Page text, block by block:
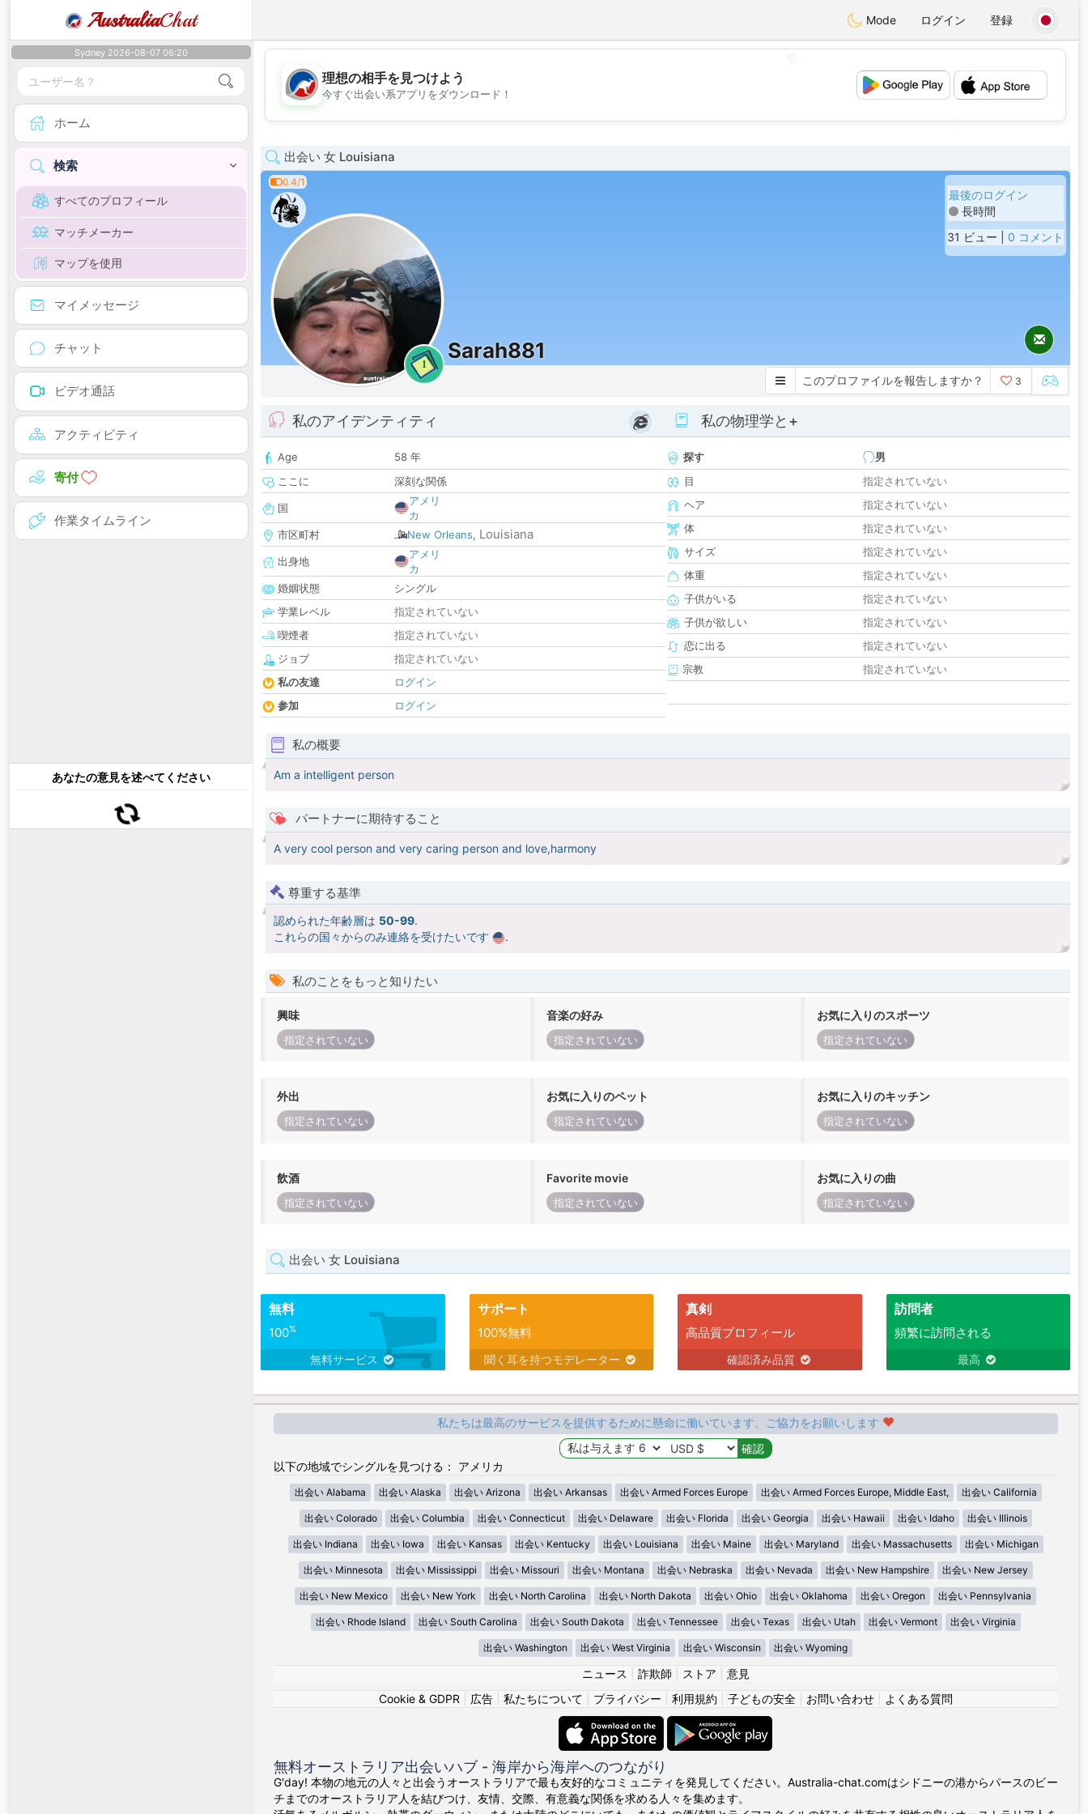
AustraliaChat Mode ログイン 登録
Sydney 2026-08-07 06:20
ホーム
検索
すべてのプロフィール
マッチメーカー
マップを使用
マイメッセージ
チャット
ビデオ通話
アクティビティ
寄付
作業タイムライン
あなたの意見を述べてください
💖
💕
理想の相手を見つけよう
今すぐ出会い系アプリをダウンロード！
出会い 女 Louisiana
0.4/1
1
Sarah881
最後のログイン
長時間
31 ビュー | 0 コメント
このプロファイルを報告しますか？ 3
私のアイデンティティ
Age
58 年
ここに
深刻な関係
国
アメリ
カ
市区町村
New Orleans, Louisiana
出身地
アメリ
カ
婚姻状態
シングル
学業レベル
指定されていない
喫煙者
指定されていない
ジョブ
指定されていない
私の友達
ログイン
参加
ログイン
私の物理学と+
探す
男
目
指定されていない
ヘア
指定されていない
体
指定されていない
サイズ
指定されていない
体重
指定されていない
子供がいる
指定されていない
子供が欲しい
指定されていない
恋に出る
指定されていない
宗教
指定されていない
私の概要
Am a intelligent person
パートナーに期待すること
A very cool person and very caring person and love,harmony
尊重する基準
認められた年齢層は 50-99.
これらの国々からのみ連絡を受けたいです
.
私のことをもっと知りたい
興味
指定されていない
音楽の好み
指定されていない
お気に入りのスポーツ
指定されていない
外出
指定されていない
お気に入りのペット
指定されていない
お気に入りのキッチン
指定されていない
飲酒
指定されていない
Favorite movie
指定されていない
お気に入りの曲
指定されていない
出会い 女 Louisiana
無料
100%
無料サービス
サポート
100%無料
聞く耳を持つモデレーター
真剣
高品質プロフィール
確認済み品質
訪問者
頻繁に訪問される
最高
私たちは最高のサービスを提供するために懸命に働いています。ご協力をお願いします
以下の地域でシングルを見つける： アメリカ
出会い Alabama 出会い Alaska 出会い Arizona 出会い Arkansas 出会い Armed Forces Europe 出会い Armed Forces Europe, Middle East, 出会い California
出会い Colorado 出会い Columbia 出会い Connecticut 出会い Delaware 出会い Florida 出会い Georgia 出会い Hawaii 出会い Idaho 出会い Illinois
出会い Indiana 出会い Iowa 出会い Kansas 出会い Kentucky 出会い Louisiana 出会い Maine 出会い Maryland 出会い Massachusetts 出会い Michigan
出会い Minnesota 出会い Mississippi 出会い Missouri 出会い Montana 出会い Nebraska 出会い Nevada 出会い New Hampshire 出会い New Jersey
出会い New Mexico 出会い New York 出会い North Carolina 出会い North Dakota 出会い Ohio 出会い Oklahoma 出会い Oregon 出会い Pennsylvania
出会い Rhode Island 出会い South Carolina 出会い South Dakota 出会い Tennessee 出会い Texas 出会い Utah 出会い Vermont 出会い Virginia
出会い Washington 出会い West Virginia 出会い Wisconsin 出会い Wyoming
ニュース 詐欺師 ストア
意見
Cookie & GDPR
広告| 私たちについて プライバシー 利用規約 子どもの安全| お問い合わせ| よくある質問
無料オーストラリア出会いハブ - 海岸から海岸へのつながり
G'day! 本物の地元の人々と出会うオーストラリアで最も友好的なコミュニティを発見してください。Australia-chat.comはシドニーの港からパースのビー
チまでのオーストラリア人を結びつけ、友情、交際、有意義な関係を求める人々を集めます。